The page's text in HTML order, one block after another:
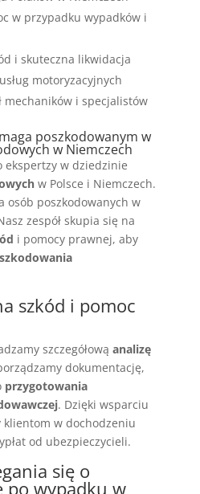
w przypadku wypadków i
i skuteczna likwidacja
motoryzacyjnych
mechaników i specjalistów
poszkodowanym w
w Niemczech
ekspertzy w dziedzinie
w Polsce i Niemczech.
osób poszkodowanych w
zespół skupia się na
i pomocy prawnej, aby
szkód i pomoc
szczegółową analizę
dokumentację,
przygotowania
. Dzięki wsparciu
w dochodzeniu
od ubezpieczycieli.
się o
po wypadku w